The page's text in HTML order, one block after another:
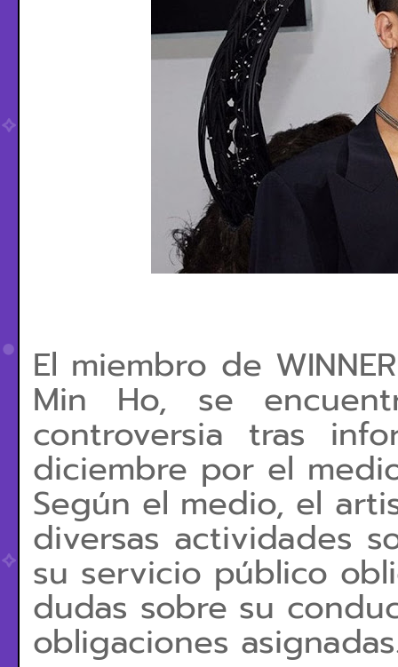
El miembro de
Min Ho, se
controversia tras
diciembre por el
Según el medio, el
diversas actividades
su servicio público
dudas sobre su
obligaciones